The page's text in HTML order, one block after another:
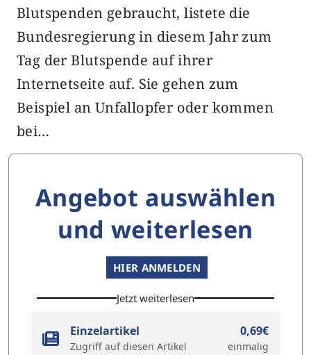
Blutspenden gebraucht, listete die
Bundesregierung in diesem Jahr zum
Tag der Blutspende auf ihrer
Internetseite auf. Sie gehen zum
Beispiel an Unfallopfer oder kommen
bei…
Angebot auswählen
und weiterlesen
HIER ANMELDEN
Jetzt weiterlesen
Einzelartikel
Zugriff auf diesen Artikel
0,69€
einmalig